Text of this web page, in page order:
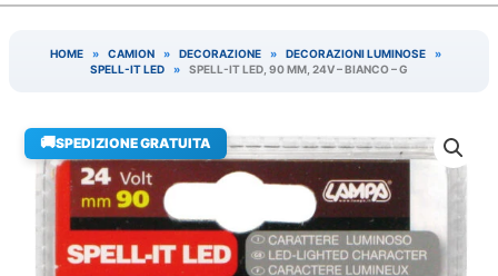
HOME » CAMION » DECORAZIONE » DECORAZIONI LUMINOSE
»
SPELL-IT LED
» SPELL-IT LED, 90 MM, 24V – BIANCO – G
🚚SPEDIZIONE GRATUITA